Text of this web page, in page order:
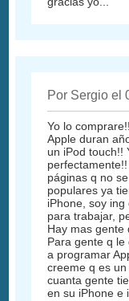
Por Sergio el
Yo lo
Apple duran
un iPod touch!!
páginas q no
populares ya
iPhone, soy
para trabajar,
Hay mas gente
Para gente q
a programar
creeme q es
cuanta gente
en su iPhone e